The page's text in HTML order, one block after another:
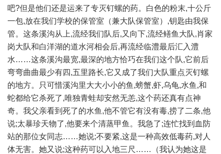
吧?但是他们还是运来了专灭钉螺的药。白色的粉末,十公斤
一包,放在我们学校的保管室（兼大队保管室）,钥匙由我保
管。这条溪沟从上,流经我们队后,又向下,流经鳝鱼大队,肖家
岗大队和白洋湖的道水河相会后,再流经临澧最后汇入澧
水……这条溪沟最宽,最深的地方恰巧在我们这个队,它前后
弯弯曲曲最少有四,五里路长,它又成了我们大队重点灭钉螺
的地方。只可惜溪沟里大大小小的鱼,螃蟹,虾,乌龟,水鱼,和
蛇都给它杀死了,唯独青蛙却安然无恙,这个药还真有点神
奇。我父亲看到死了的水鱼,他不管它有没有毒,捞了二条,他
说;太暴珍天物了,他要来个清蒸甲鱼。我急了;连忙找到血防
站的那位女同志……她说;不要紧,这是一种高效低毒药,对人
体无害。她又说;这种药可以入地三尺……（我认为她这是